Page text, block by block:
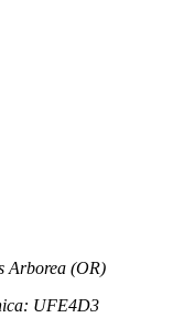
Arborea (OR)
UFE4D3